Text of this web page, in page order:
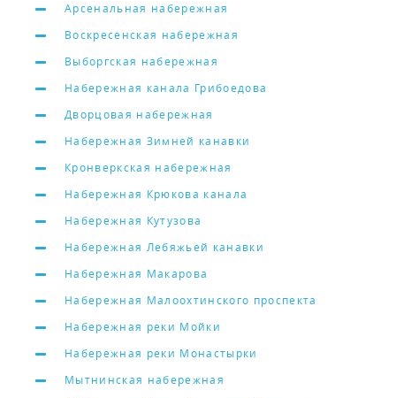
Арсенальная набережная
Воскресенская набережная
Выборгская набережная
Набережная канала Грибоедова
Дворцовая набережная
Набережная Зимней канавки
Кронверкская набережная
Набережная Крюкова канала
Набережная Кутузова
Набережная Лебяжьей канавки
Набережная Макарова
Набережная Малоохтинского проспекта
Набережная реки Мойки
Набережная реки Монастырки
Мытнинская набережная